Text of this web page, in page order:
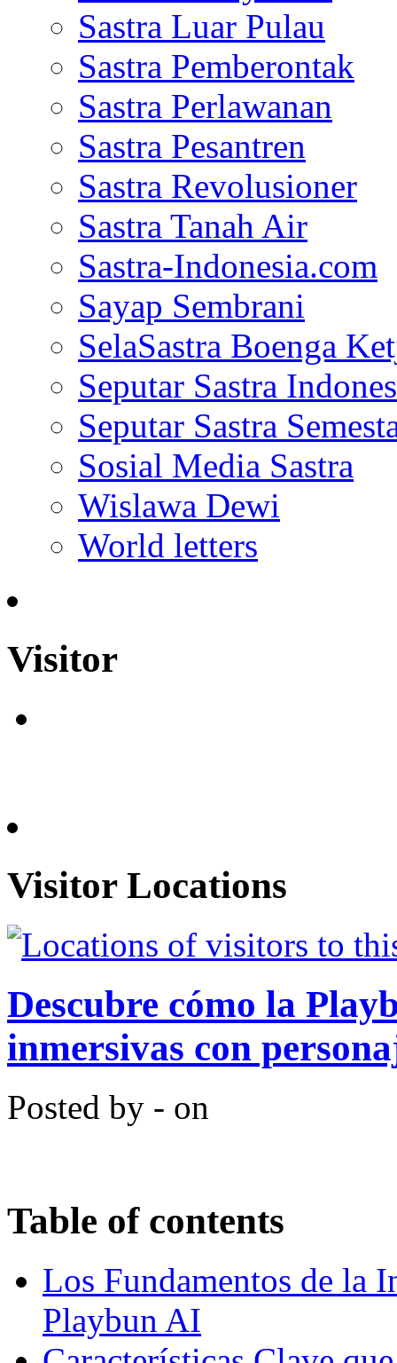
Sastra Luar Pulau
Sastra Pemberontak
Sastra Perlawanan
Sastra Pesantren
Sastra Revolusioner
Sastra Tanah Air
Sastra-Indonesia.com
Sayap Sembrani
SelaSastra Boenga
Seputar Sastra
Seputar Sastra
Sosial Media Sastra
Wislawa Dewi
World letters
Visitor
Visitor Locations
Descubre cómo la
inmersivas con
Posted by - on
Table of contents
Los Fundamentos de la
Playbun AI